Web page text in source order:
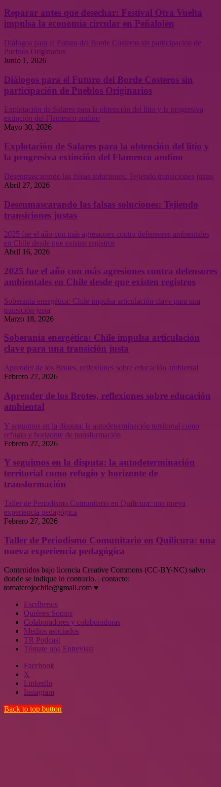
Reparar antes que desechar: Festival Otra Vuelta
impulsa la economía circular en Peñalolén
Diálogos para el Futuro del Borde Costeros sin participación de
Pueblos Originarios
Junio 1, 2026
Diálogos para el Futuro del Borde Costeros sin
participación de Pueblos Originarios
Explotación de Salares para la obtención del litio y la progresiva
extinción del Flamenco andino
Mayo 30, 2026
Explotación de Salares para la obtención del litio y
la progresiva extinción del Flamenco andino
Desenmascarando las falsas soluciones: Tejiendo transiciones justas
Abril 27, 2026
Desenmascarando las falsas soluciones: Tejiendo
transiciones justas
2025 fue el año con más agresiones contra defensores ambientales
en Chile desde que existen registros
Abril 16, 2026
2025 fue el año con más agresiones contra defensores
ambientales en Chile desde que existen registros
Soberanía energética: Chile impulsa articulación clave para una
transición justa
Marzo 18, 2026
Soberanía energética: Chile impulsa articulación
clave para una transición justa
Aprender de los Brotes, reflexiones sobre educación ambiental
Febrero 27, 2026
Aprender de los Brotes, reflexiones sobre educación
ambiental
Y seguimos en la disputa: la autodeterminación territorial como
refugio y horizonte de transformación
Febrero 27, 2026
Y seguimos en la disputa: la autodeterminación
territorial como refugio y horizonte de
transformación
Taller de Periodismo Comunitario en Quilicura: una nueva
experiencia pedagógica
Febrero 27, 2026
Taller de Periodismo Comunitario en Quilicura: una
nueva experiencia pedagógica
Contenidos bajo licencia Creative Commons (CC-BY-NC) salvo
donde se indique lo contrario. | contacto:
tomaterojochile@gmail.com ♥
Escríbenos
Quiénes Somos
Colaboradores y colaboradoras
Medios asociados
TR Podcast
Tómate una Entrevista
Facebook
X
LinkedIn
Instagram
Back to top button